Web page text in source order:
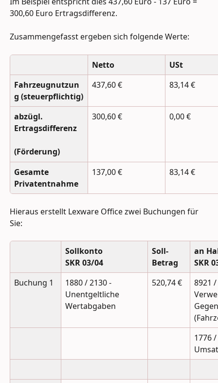
300,60 Euro Ertragsdifferenz.
Zusammengefasst ergeben sich folgende Werte:
Netto
USt
Fahrzeugnutzun
g (steuerpflichtig)
437,60 € 83,14 €
abzügl.
Ertragsdifferenz
(Förderung)
300,60 € 0,00 €
Gesamte
Privatentnahme
137,00 € 83,14 €
Hieraus erstellt Lexware Office zwei Buchungen für
Sie:
Sollkonto
SKR 03/04
Soll-
Betrag
an
SKR
Buchung 1
1880 / 2130 -
Unentgeltliche
Wertabgaben
520,74 €
8921
1776